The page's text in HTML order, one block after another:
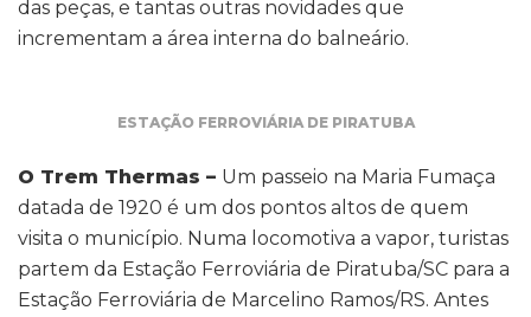
das peças, e tantas outras novidades que
incrementam a área interna do balneário.
ESTAÇÃO FERROVIÁRIA DE PIRATUBA
O Trem Thermas – Um passeio na Maria Fumaça
datada de 1920 é um dos pontos altos de quem
visita o município. Numa locomotiva a vapor, turistas
partem da Estação Ferroviária de Piratuba/SC para a
Estação Ferroviária de Marcelino Ramos/RS. Antes